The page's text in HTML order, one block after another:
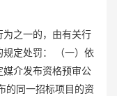
之一的，由有关行
规定处罚： （一）依
介发布资格预审公
的同一招标项目的资